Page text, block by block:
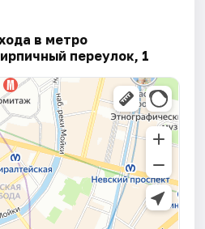
в метро
переулок, 1